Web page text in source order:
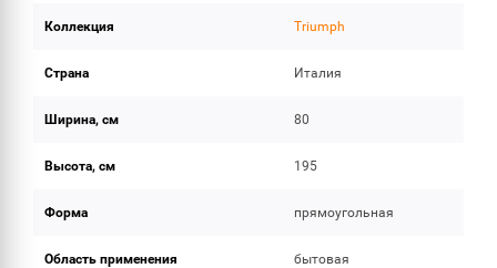
Коллекция Triumph
Страна Италия
Ширина, см 80
Высота, см 195
Форма прямоугольная
Область применения бытовая